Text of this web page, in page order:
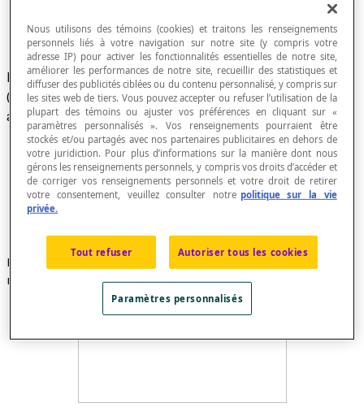
Figure géométrique formée de deux demi-droites
(côtés de l'angle) de même origine (le point O),
appelée le sommet de l'angle.
L'écartement entre les deux côtés de l'angle peut se
mesurer à l'aide d'un rapporteur d'angles.
Nous utilisons des témoins (cookies) et traitons les renseignements
personnels liés à votre navigation sur notre site (y compris votre
adresse IP) pour activer les fonctionnalités essentielles de notre site,
améliorer les performances de notre site, recueillir des statistiques et
diffuser des publicités ciblées ou du contenu personnalisé, y compris sur
les sites web de tiers. Vous pouvez accepter ou refuser l’utilisation de la
plupart des témoins ou ajuster vos préférences en cliquant sur «
paramètres personnalisés ». Vos renseignements pourraient être
stockés et/ou partagés avec nos partenaires publicitaires en dehors de
votre juridiction. Pour plus d’informations sur la manière dont nous
gérons les renseignements personnels, y compris vos droits d’accéder et
de corriger vos renseignements personnels et votre droit de retirer
votre consentement, veuillez consulter notre politique sur la vie
privée.
Tout refuser Autoriser tous les cookies
Paramètres personnalisés